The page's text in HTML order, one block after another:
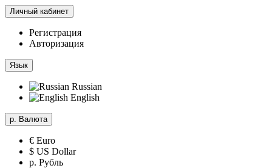
Личный кабинет
Регистрация
Авторизация
Язык
Russian
English
р. Валюта
€ Euro
$ US Dollar
р. Рубль